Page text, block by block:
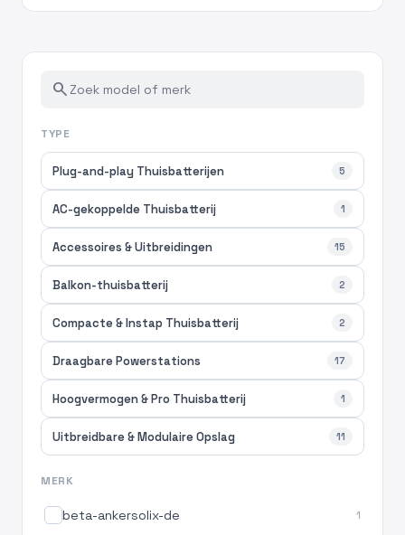
search
TYPE
Plug-and-play Thuisbatterijen 5
AC-gekoppelde Thuisbatterij 1
Accessoires & Uitbreidingen 15
Balkon-thuisbatterij 2
Compacte & Instap Thuisbatterij 2
Draagbare Powerstations 17
Hoogvermogen & Pro Thuisbatterij 1
Uitbreidbare & Modulaire Opslag 11
MERK
beta-ankersolix-de 1